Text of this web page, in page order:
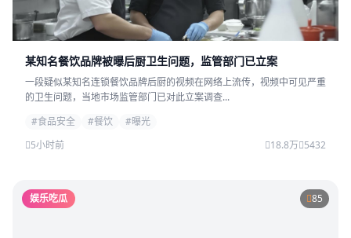
某知名餐饮品牌被曝后厨卫生问题，监管部门已立案
一段疑似某知名连锁餐饮品牌后厨的视频在网络上流传，视频中可见严重
的卫生问题，当地市场监管部门已对此立案调查...
#食品安全
#餐饮
#曝光
5小时前
18.8万 5432
娱乐吃瓜 85